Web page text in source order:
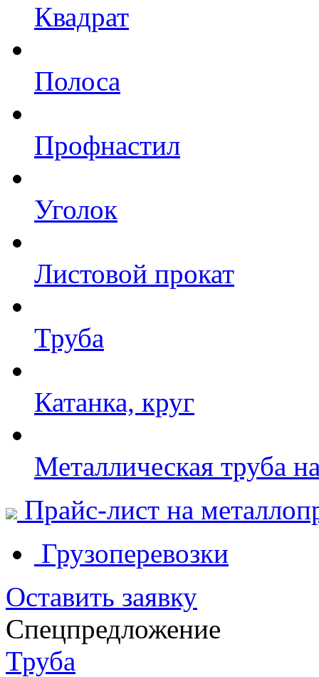
Квадрат
Полоса
Профнастил
Уголок
Листовой прокат
Труба
Катанка, круг
Металлическая труба
Прайс-лист на
Грузоперевозки
Оставить заявку
Спецпредложение
Труба